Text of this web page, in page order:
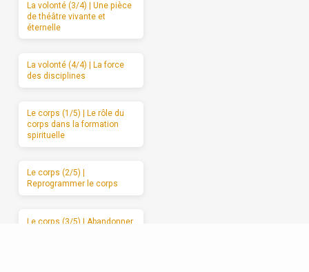
La volonté (3/4) | Une pièce
de théâtre vivante et
éternelle
La volonté (4/4) | La force
des disciplines
Le corps (1/5) | Le rôle du
corps dans la formation
spirituelle
Le corps (2/5) |
Reprogrammer le corps
Le corps (3/5) | Abandonner